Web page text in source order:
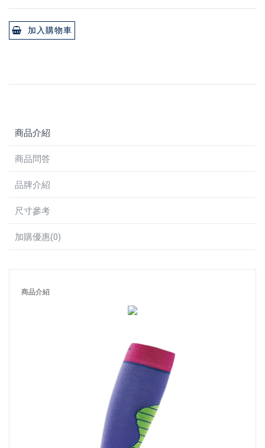
加入購物車
商品介紹
商品問答
品牌介紹
尺寸參考
加購優惠(0)
商品介紹